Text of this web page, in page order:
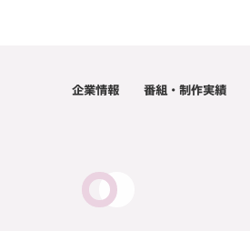
企業情報 番組・制作実績